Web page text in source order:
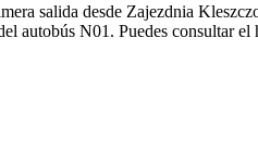
salida desde Zajezdnia
autobús N01. Puedes consultar